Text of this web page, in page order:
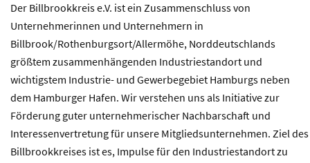
Der Billbrookkreis e.V. ist ein Zusammenschluss von
Unternehmerinnen und Unternehmern in
Billbrook/Rothenburgsort/Allermöhe, Norddeutschlands
größtem zusammenhängenden Industriestandort und
wichtigstem Industrie- und Gewerbegebiet Hamburgs neben
dem Hamburger Hafen. Wir verstehen uns als Initiative zur
Förderung guter unternehmerischer Nachbarschaft und
Interessenvertretung für unsere Mitgliedsunternehmen. Ziel des
Billbrookkreises ist es, Impulse für den Industriestandort zu